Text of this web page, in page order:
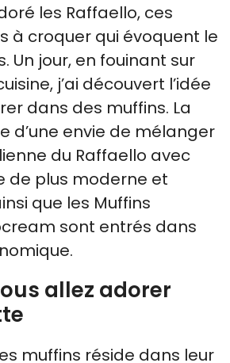
les Raffaello, ces
à croquer qui évoquent le
Un jour, en fouinant sur
j’ai découvert l’idée
dans des muffins. La
d’une envie de mélanger
du Raffaello avec
de plus moderne et
que les Muffins
sont entrés dans
allez adorer
muffins réside dans leur